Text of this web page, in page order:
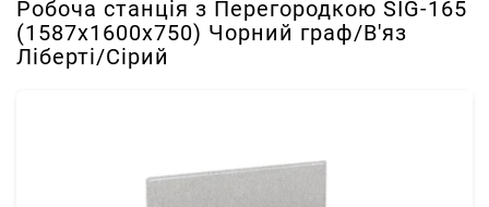
Робоча станція з Перегородкою SIG-165
(1587х1600х750) Чорний граф/В'яз
Ліберті/Сірий